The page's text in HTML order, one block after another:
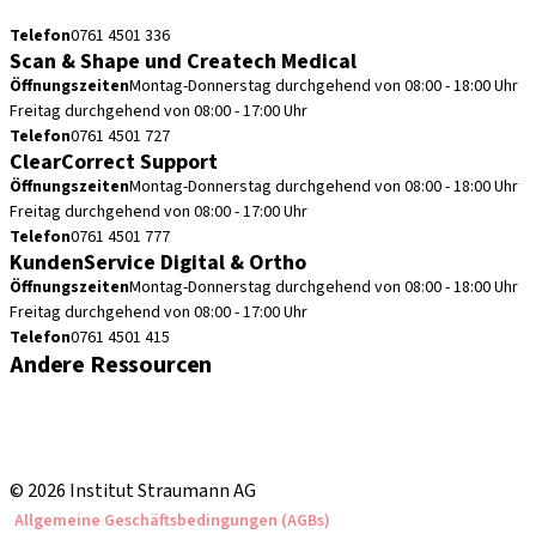
Telefon0761 4501 336
Scan & Shape und Createch Medical
ÖffnungszeitenMontag-Donnerstag durchgehend von 08:00 - 18:00 Uhr
Freitag durchgehend von 08:00 - 17:00 Uhr
Telefon0761 4501 727
ClearCorrect Support
ÖffnungszeitenMontag-Donnerstag durchgehend von 08:00 - 18:00 Uhr
Freitag durchgehend von 08:00 - 17:00 Uhr
Telefon0761 4501 777
KundenService Digital & Ortho
ÖffnungszeitenMontag-Donnerstag durchgehend von 08:00 - 18:00 Uhr
Freitag durchgehend von 08:00 - 17:00 Uhr
Telefon0761 4501 415
Andere Ressourcen
© 2026 Institut Straumann AG
Allgemeine Geschäftsbedingungen (AGBs)